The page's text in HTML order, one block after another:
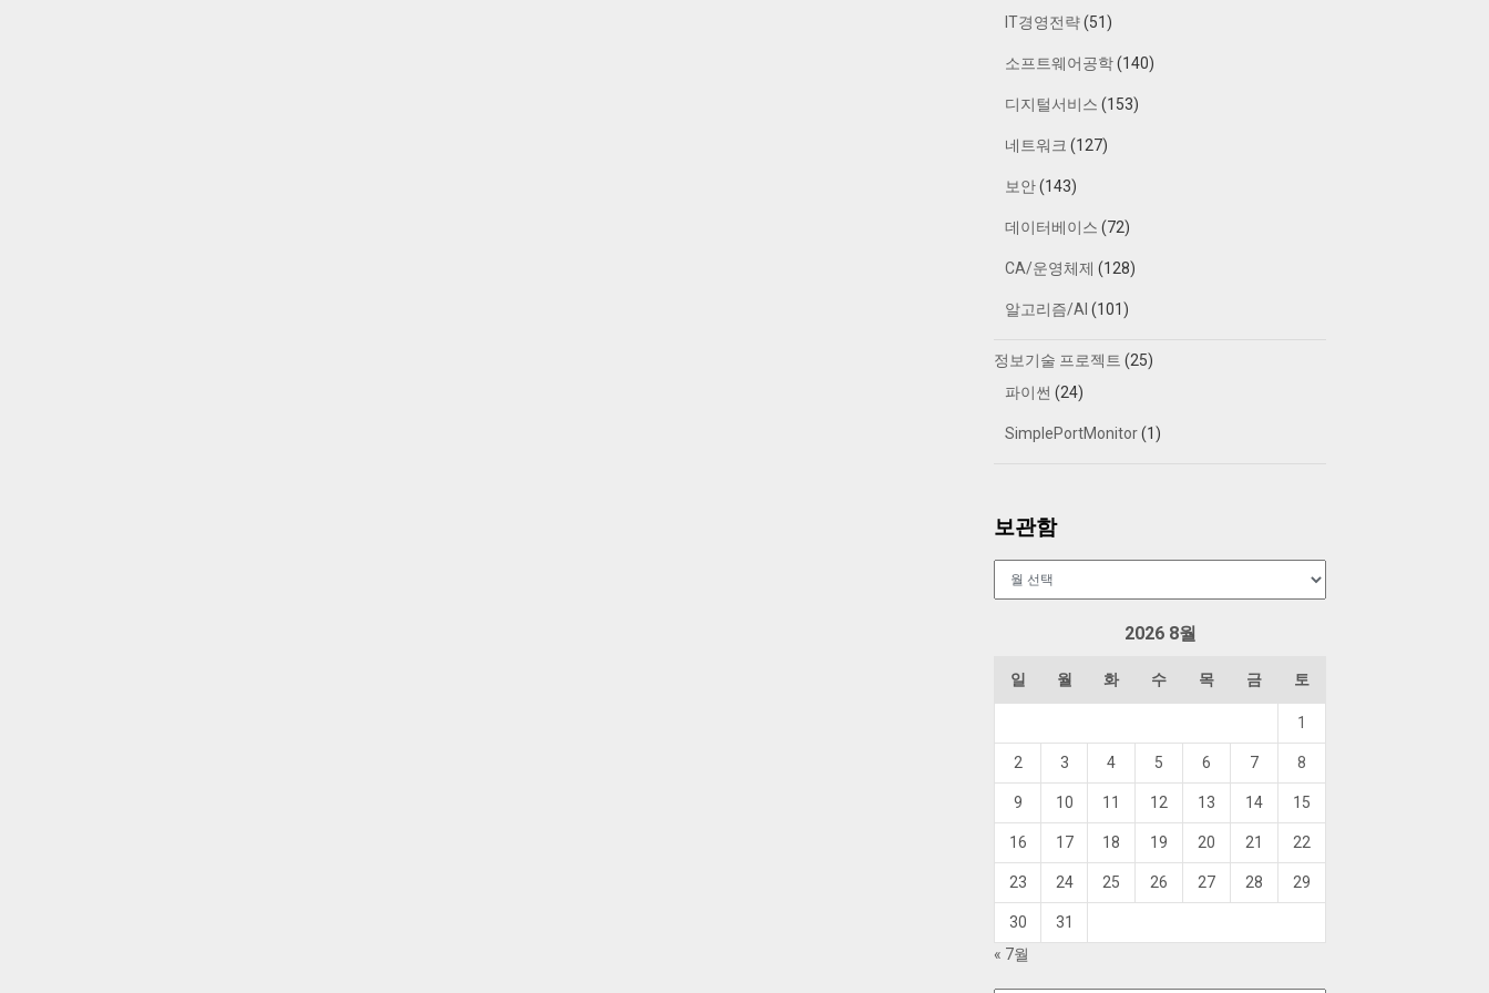
IT경영전략(51)
소프트웨어공학(140)
디지털서비스 (153)
네트워크 (127)
보안(143)
데이터베이스 (72)
CA/운영체제 (128)
알고리즘/AI (101)
정보기술 프로젝트 (25)
파이썬 (24)
SimplePortMonitor(1)
보관함
2026 8월
일 월 화 수 목 금 토
1
2 3 4 5 6 7 8
9 10 11 12 13 14 15
16 17 18 19 20 21 22
23 24 25 26 27 28 29
30
31
« 7월